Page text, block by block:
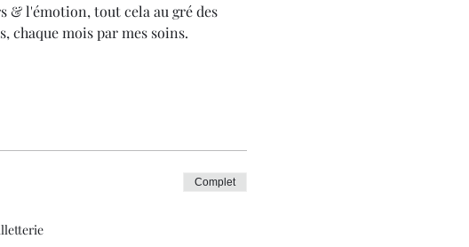
& l'émotion, tout cela au gré des
chaque mois par mes soins.
Complet